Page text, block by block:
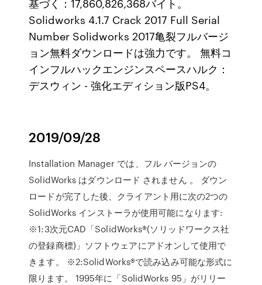
Solidworks 4.1.7 Crack 2017 Full Serial
Number Solidworks 2017亀裂フルバージ
ョン無料ダウンロードは強力です。 無料コ
インフルハックエンジンスペースハルク：
デスウィン - 強化エディション版PS4。
2019/09/28
Installation Manager では、フル バージョンの
SolidWorks はダウンロード されません 。 ダウン
ロードが完了した後、クライアント用に次の2つの
SolidWorks インストーラが使用可能になります:
※1:3次元CAD「SolidWorks®(ソリッドワークス社
の登録商標)」ソフトウェアにアドオンして使用で
きます。 ※2:SolidWorks®で読み込み可能な形式に
限ります。 1995年に「SolidWorks 95」がリリー